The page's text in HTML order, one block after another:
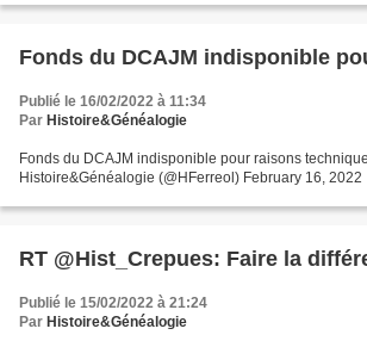
Fonds du DCAJM indisponible
Publié le 16/02/2022 à 11:34
Par Histoire&Généalogie
Fonds du DCAJM indisponible pour raisons
Histoire&Généalogie (@HFerreol) February 16, 2022
RT @Hist_Crepues: Faire la
Publié le 15/02/2022 à 21:24
Par Histoire&Généalogie